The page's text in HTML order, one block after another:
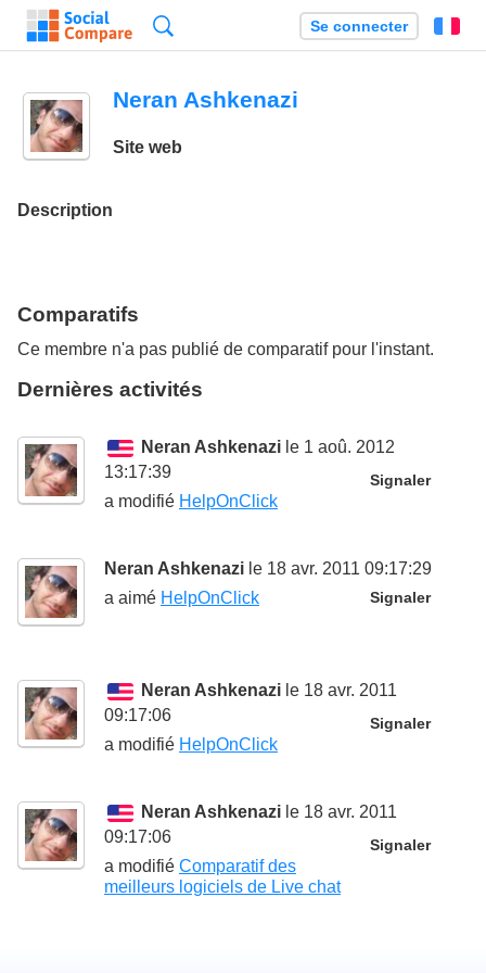
Se connecter
Neran Ashkenazi
Site web
Description
Comparatifs
Ce membre n'a pas publié de comparatif pour l'instant.
Dernières activités
Neran Ashkenazi le 1 aoû. 2012
13:17:39
Signaler
a modifié HelpOnClick
Neran Ashkenazi le 18 avr. 2011 09:17:29
Signaler
a aimé HelpOnClick
Neran Ashkenazi le 18 avr. 2011
09:17:06
Signaler
a modifié HelpOnClick
Neran Ashkenazi le 18 avr. 2011
09:17:06
Signaler
a modifié Comparatif des
meilleurs logiciels de Live chat